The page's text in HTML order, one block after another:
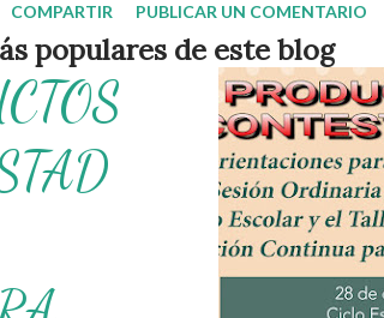
orientaciones pedagógicas que
promoviendolo en los estudiantes
correcta de actuar para permitir
ciudadanos. Gracias por seguir a
agradecemos a los creadores de
todo esto sea posible,
COMPARTIR PUBLICAR UN COMENTARIO
populares de este blog